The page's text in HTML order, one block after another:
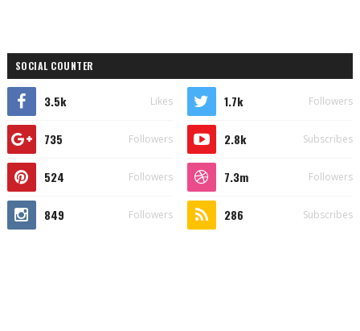
SOCIAL COUNTER
3.5k Likes 1.7k Followers
735 Followers 2.8k Subscribes
524 Followers 7.3m Followers
849 Followers 286 Subscribes